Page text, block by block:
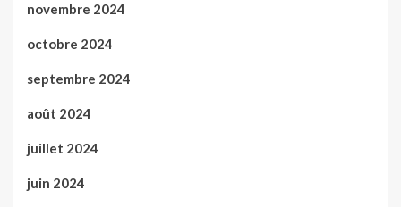
novembre 2024
octobre 2024
septembre 2024
août 2024
juillet 2024
juin 2024